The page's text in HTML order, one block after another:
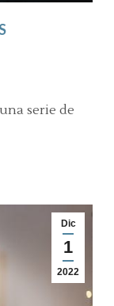
serie de
Dic
1
2022